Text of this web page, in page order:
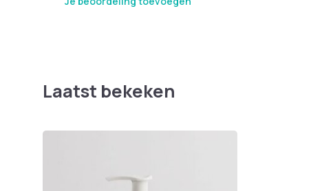
Laatst bekeken